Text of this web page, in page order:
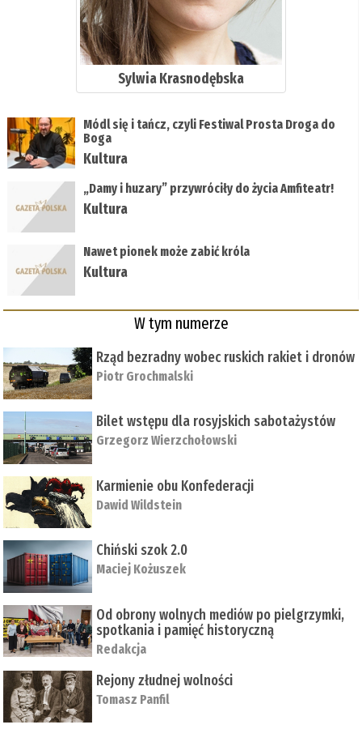
Sylwia Krasnodębska
Módl się i tańcz, czyli Festiwal Prosta Droga do
Boga
Kultura
„Damy i huzary” przywróciły do życia Amfiteatr!
Kultura
Nawet pionek może zabić króla
Kultura
W tym numerze
Rząd bezradny wobec ruskich rakiet i dronów
Piotr Grochmalski
Bilet wstępu dla rosyjskich sabotażystów
Grzegorz Wierzchołowski
Karmienie obu Konfederacji
Dawid Wildstein
Chiński szok 2.0
Maciej Kożuszek
Od obrony wolnych mediów po pielgrzymki,
spotkania i pamięć historyczną
Redakcja
Rejony złudnej wolności
Tomasz Panfil